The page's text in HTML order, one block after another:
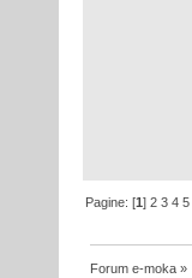
Pagine: [1]2 3 4 5
Forum e-moka »